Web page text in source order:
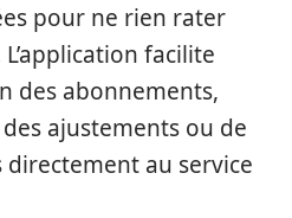
pour ne rien rater
facilite
des abonnements,
ajustements ou de
au service